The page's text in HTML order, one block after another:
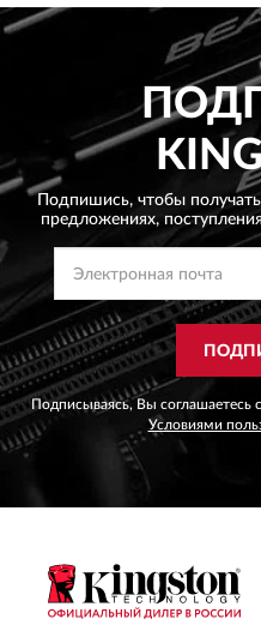
Подпишись, чтобы
предложениях,
Подписываясь, Вы соглашаетесь с
Условиями